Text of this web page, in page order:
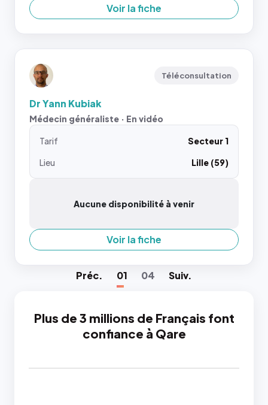
Voir la fiche
Téléconsultation
Dr Yann Kubiak
Médecin généraliste · En vidéo
Tarif
Secteur 1
Lieu
Lille (59)
Aucune disponibilité à venir
Voir la fiche
Préc. 01 04 Suiv.
Plus de 3 millions de Français font
confiance à Qare